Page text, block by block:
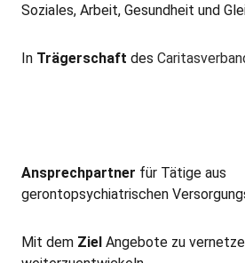
Soziales, Arbeit, Gesundheit und
In Trägerschaft des
Ansprechpartner für Tätige aus
gerontopsychiatrischen
Mit dem Ziel Angebote zu